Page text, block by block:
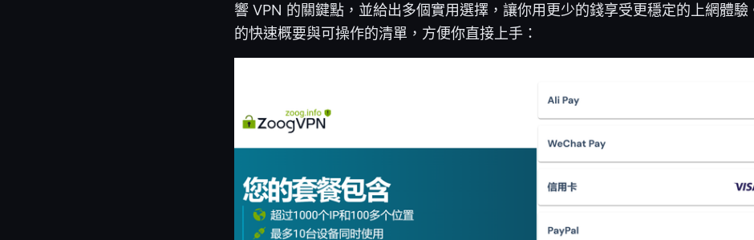
響 VPN 的關鍵點，並給出多個實用選擇，讓你用更少的錢享受更穩定的上網體驗
的快速概要與可操作的清單，方便你直接上手：